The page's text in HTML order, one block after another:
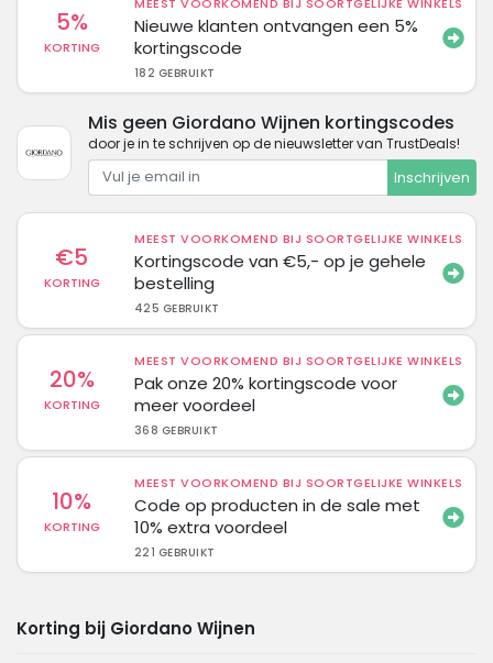
5%
KORTING
Nieuwe klanten ontvangen een 5%
kortingscode
182 GEBRUIKT
Mis geen Giordano Wijnen kortingscodes
door je in te schrijven op de nieuwsletter van TrustDeals!
Inschrijven
€5
KORTING
MEEST VOORKOMEND BIJ SOORTGELIJKE WINKELS
Kortingscode van €5,- op je gehele
bestelling
425 GEBRUIKT
20%
KORTING
MEEST VOORKOMEND BIJ SOORTGELIJKE WINKELS
Pak onze 20% kortingscode voor
meer voordeel
368 GEBRUIKT
10%
KORTING
MEEST VOORKOMEND BIJ SOORTGELIJKE WINKELS
Code op producten in de sale met
10% extra voordeel
221 GEBRUIKT
Korting bij Giordano Wijnen